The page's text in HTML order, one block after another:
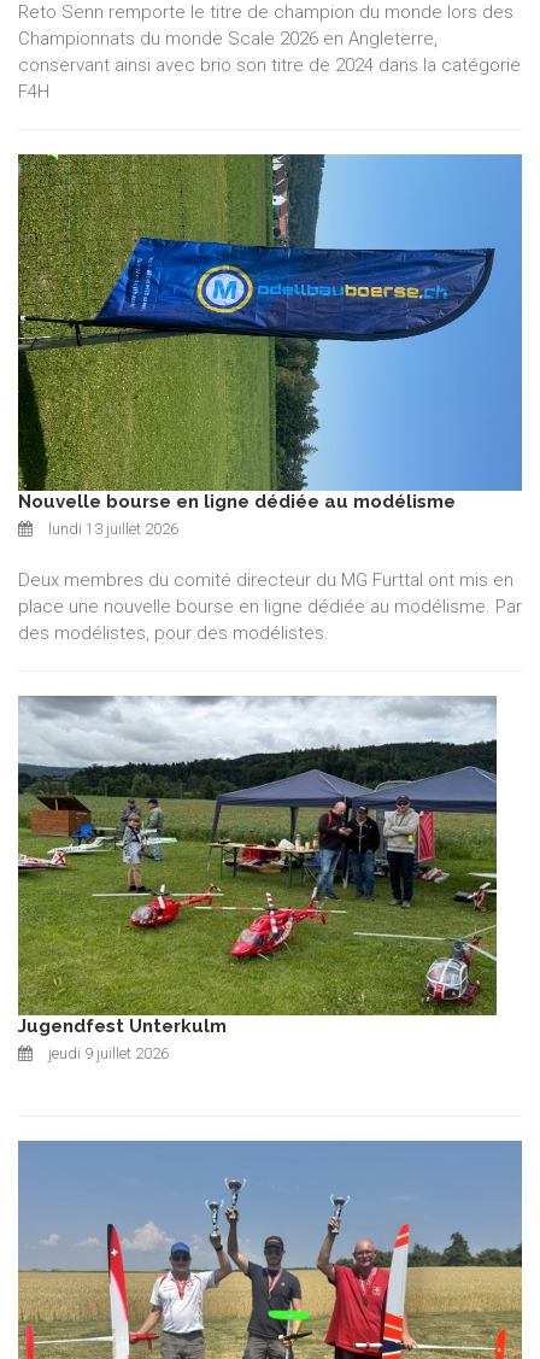
Reto Senn remporte le titre de champion du monde lors des
Championnats du monde Scale 2026 en Angleterre,
conservant ainsi avec brio son titre de 2024 dans la catégorie
F4H
Nouvelle bourse en ligne dédiée au modélisme
lundi 13 juillet 2026
Deux membres du comité directeur du MG Furttal ont mis en
place une nouvelle bourse en ligne dédiée au modélisme. Par
des modélistes, pour des modélistes.
Jugendfest Unterkulm
jeudi 9 juillet 2026